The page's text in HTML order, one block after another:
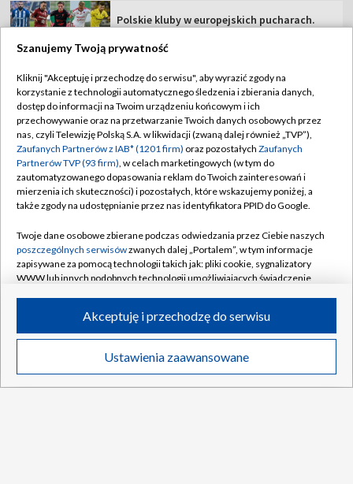
Transmisje Wideo
Polskie kluby w europejskich pucharach.
Naciś GieKSa, naciś! Europa na nowo na
Nowej Bukowej
Raków – Hammarby. O której dzisiaj mecz
el. Ligi Konferencji?
Pomocnik Lecha poza kadrą na mecz z
Klaksvik. Zostanie wypożyczony
TVP
Abonament TVP
Sklep TVP
Biuro Reklamy
Oferta Handlowa
Regulamin TVP
Polityka prywatności
Moje zgody
Biuro reklamy
Szanujemy Twoją prywatność
Kliknij "Akceptuję i przechodzę do serwisu", aby wyrazić zgody na
korzystanie z technologii automatycznego śledzenia i zbierania danych,
dostęp do informacji na Twoim urządzeniu końcowym i ich
przechowywanie oraz na przetwarzanie Twoich danych osobowych przez
nas, czyli Telewizję Polską S.A. w likwidacji (zwaną dalej również „TVP”),
Zaufanych Partnerów z IAB* (1201 firm) oraz pozostałych Zaufanych
Partnerów TVP (93 firm), w celach marketingowych (w tym do
zautomatyzowanego dopasowania reklam do Twoich zainteresowań i
mierzenia ich skuteczności) i pozostałych, które wskazujemy poniżej, a
także zgody na udostępnianie przez nas identyfikatora PPID do Google.
Twoje dane osobowe zbierane podczas odwiedzania przez Ciebie naszych
poszczególnych serwisówzwanych dalej „Portalem”, w tym informacje
zapisywane za pomocą technologii takich jak: pliki cookie, sygnalizatory
WWW lub innych podobnych technologii umożliwiających świadczenie
ruchu w Internecie.
Twoje dane osobowe zbierane podczas odwiedzania przez Ciebie
poszczególnych serwisówna Portalu, takie jak adresy IP, identyfikatory
Ustawienia zaawansowane
Akceptuję i przechodzę do serwisu